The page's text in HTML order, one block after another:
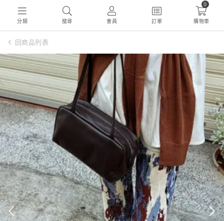
分類 搜尋 會員 訂單
0
購物車
回商品列表